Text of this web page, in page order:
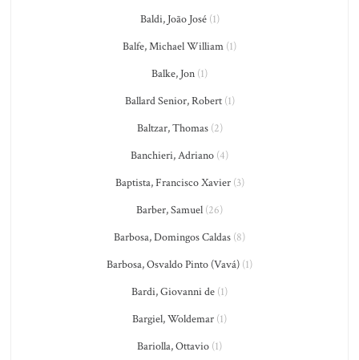
Baldi, João José(1)
Balfe, Michael William (1)
Balke, Jon (1)
Ballard Senior, Robert(1)
Baltzar, Thomas(2)
Banchieri, Adriano (4)
Baptista, Francisco Xavier(3)
Barber, Samuel (26)
Barbosa, Domingos Caldas (8)
Barbosa, Osvaldo Pinto (Vavá) (1)
Bardi, Giovanni de (1)
Bargiel, Woldemar (1)
Bariolla, Ottavio (1)